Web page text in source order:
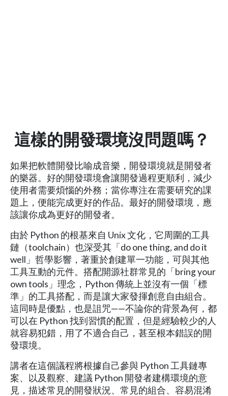
這樣的開發環境沒問題嗎？
如果把軟體開發比喻成音樂，開發環境就是開發者
的樂器。好的開發環境會讓開發過程更順利，減少
使用者需要煩惱的外務；當你專注在需要研究的課
題上，便能完成更好的作品。最好的開發環境，應
該讓你成為更好的開發者。
由於 Python 的根基來自 Unix 文化，它周圍的工具
鏈（toolchain）也深受其「do one thing, and do it
well」哲學影響，著重於創建單一功能，可與其他
工具互動的元件。搭配開源社群常見的「bring your
own tools」理念，Python 傳統上並沒有一個「標
準」的工具搭配，而是讓大家發揮創意自由組合。
這同時是優點，也是詛咒——不論你的背景為何，都
可以在 Python 找到習慣的配置，但是經驗較少的人
就容易犯錯，用了不適合自己，甚至根本錯誤的開
發環境。
講者在這個議程將根據自己參與 Python 工具鏈專
案、以及觀察、建議 Python 開發者建構環境的意
見，描述常見的開發狀況、常見的組合、容易混淆